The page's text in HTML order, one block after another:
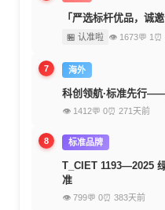
「严选标杆优品，诚
🏪 认准啦 👁 1673💬 1 ⏰
7 海外
科创领航·标准先行
👁 1412💬 0⏰ 271天前
8 标准品牌
T_CIET 1193—2025
准
👁 799💬 0⏰ 383天前